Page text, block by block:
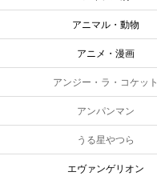
アニマル・動物
アニメ・漫画
アンジー・ラ・コケット
アンパンマン
うる星やつら
エヴァンゲリオン